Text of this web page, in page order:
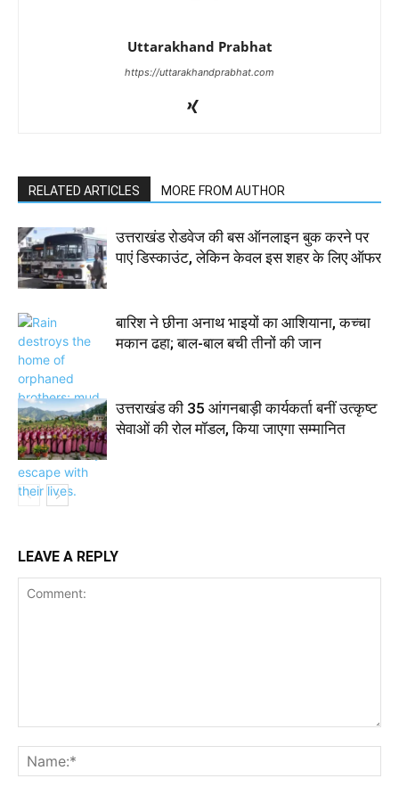
Uttarakhand Prabhat
https://uttarakhandprabhat.com
RELATED ARTICLES MORE FROM AUTHOR
उत्तराखंड रोडवेज की बस ऑनलाइन बुक करने पर
पाएं डिस्काउंट, लेकिन केवल इस शहर के लिए ऑफर
बारिश ने छीना अनाथ भाइयों का आशियाना, कच्चा
मकान ढहा; बाल-बाल बची तीनों की जान
उत्तराखंड की 35 आंगनबाड़ी कार्यकर्ता बनीं उत्कृष्ट
सेवाओं की रोल मॉडल, किया जाएगा सम्मानित
LEAVE A REPLY